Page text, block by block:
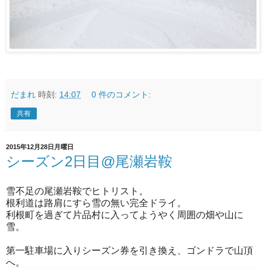
だまれ 時刻: 14:07 0 件のコメント:
共有
2015年12月28日月曜日
シーズン2日目@尾瀬岩鞍
雪不足の尾瀬岩鞍でヒトリスト。
根利道は路肩にすら雪の無い完全ドライ。
利根町を過ぎて片品村に入ってようやく周囲の畑や山に
雪。
第一駐車場に入りシーズン券を引き換え、ゴンドラで山頂
へ。